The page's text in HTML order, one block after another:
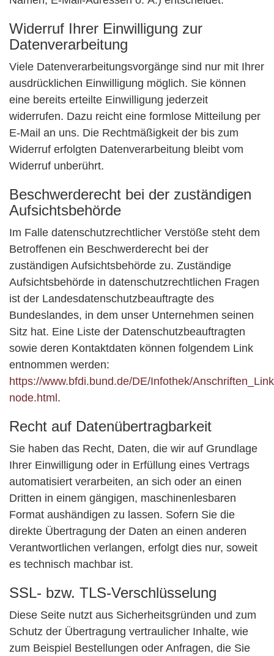
Widerruf Ihrer Einwilligung zur
Datenverarbeitung
Viele Datenverarbeitungsvorgänge sind nur mit Ihrer
ausdrücklichen Einwilligung möglich. Sie können
eine bereits erteilte Einwilligung jederzeit
widerrufen. Dazu reicht eine formlose Mitteilung per
E-Mail an uns. Die Rechtmäßigkeit der bis zum
Widerruf erfolgten Datenverarbeitung bleibt vom
Widerruf unberührt.
Beschwerderecht bei der zuständigen
Aufsichtsbehörde
Im Falle datenschutzrechtlicher Verstöße steht dem
Betroffenen ein Beschwerderecht bei der
zuständigen Aufsichtsbehörde zu. Zuständige
Aufsichtsbehörde in datenschutzrechtlichen Fragen
ist der Landesdatenschutzbeauftragte des
Bundeslandes, in dem unser Unternehmen seinen
Sitz hat. Eine Liste der Datenschutzbeauftragten
sowie deren Kontaktdaten können folgendem Link
entnommen werden:
https://www.bfdi.bund.de/DE/Infothek/
node.html .
Recht auf Datenübertragbarkeit
Sie haben das Recht, Daten, die wir auf Grundlage
Ihrer Einwilligung oder in Erfüllung eines Vertrags
automatisiert verarbeiten, an sich oder an einen
Dritten in einem gängigen, maschinenlesbaren
Format aushändigen zu lassen. Sofern Sie die
direkte Übertragung der Daten an einen anderen
Verantwortlichen verlangen, erfolgt dies nur, soweit
es technisch machbar ist.
SSL- bzw. TLS-Verschlüsselung
Diese Seite nutzt aus Sicherheitsgründen und zum
Schutz der Übertragung vertraulicher Inhalte, wie
zum Beispiel Bestellungen oder Anfragen, die Sie